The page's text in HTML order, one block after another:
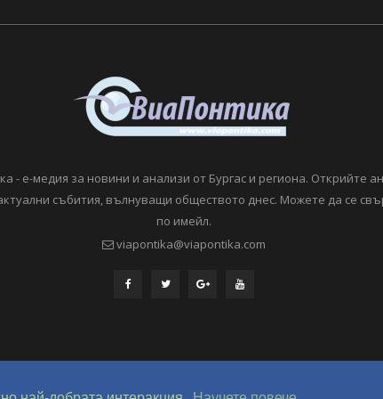
- е-медия за новини и анализи от Бургас и региона. Открийте
събития, вълнуващи обществото днес. Можете да се
по имейл.
viapontika@viapontika.com